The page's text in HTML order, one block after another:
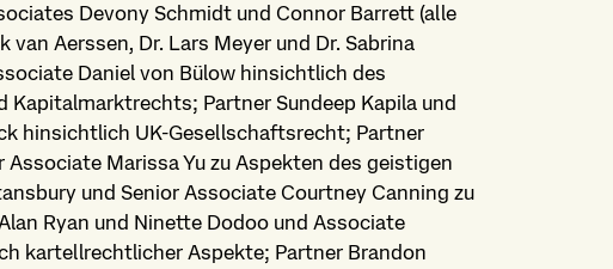
Devony Schmidt und Connor Barrett (alle
van Aerssen, Dr. Lars Meyer und Dr. Sabrina
Daniel von Bülow hinsichtlich des
Partner Sundeep Kapila und
hinsichtlich UK-Gesellschaftsrecht; Partner
Associate Marissa Yu zu Aspekten des geistigen
und Senior Associate Courtney Canning zu
Ryan und Ninette Dodoo und Associate
kartellrechtlicher Aspekte; Partner Brandon